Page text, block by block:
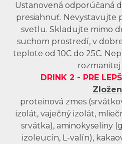
Ustanovená odporúčaná
presiahnuť. Nevystavujte
svetlu. Skladujte mimo
suchom prostredí, v
teplote od 10C do 25C.
rozmanitej
DRINK 2 - PRE
proteinová zmes
izolát, vaječný izolát,
srvátka), aminokyseliny
izoleucín, L-valín),